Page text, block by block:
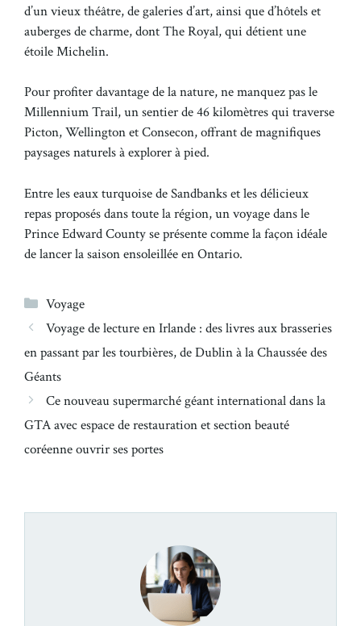
d’un vieux théâtre, de galeries d’art, ainsi que d’hôtels et
auberges de charme, dont The Royal, qui détient une
étoile Michelin.
Pour profiter davantage de la nature, ne manquez pas le
Millennium Trail, un sentier de 46 kilomètres qui traverse
Picton, Wellington et Consecon, offrant de magnifiques
paysages naturels à explorer à pied.
Entre les eaux turquoise de Sandbanks et les délicieux
repas proposés dans toute la région, un voyage dans le
Prince Edward County se présente comme la façon idéale
de lancer la saison ensoleillée en Ontario.
Catégories
Voyage
Voyage de lecture en Irlande : des livres aux brasseries
en passant par les tourbières, de Dublin à la Chaussée des
Géants
Ce nouveau supermarché géant international dans la
GTA avec espace de restauration et section beauté
coréenne ouvrir ses portes